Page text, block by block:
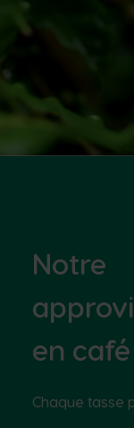
Notre
en café
Chaque tasse